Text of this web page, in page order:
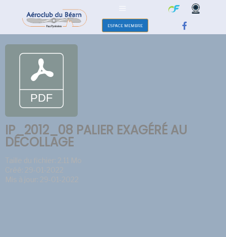
ESPACE MEMBRE
IP_2012_08 PALIER EXAGÉRÉ AU
DÉCOLLAGE
Taille du fichier: 2.11 Mo
Créé: 29-01-2022
Mis à jour: 29-01-2022